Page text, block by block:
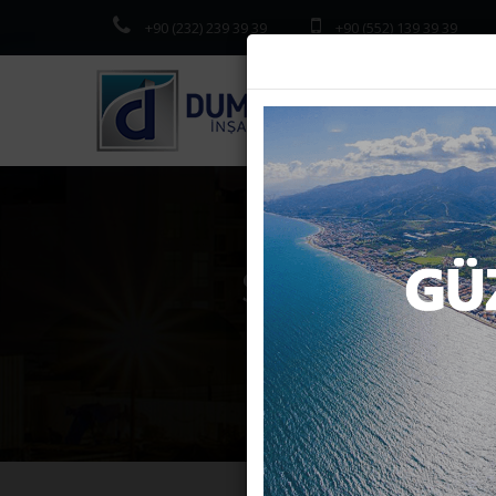
+90 (232) 239 39 39 +90 (552) 139 39 39
SANAL
Anasayfa